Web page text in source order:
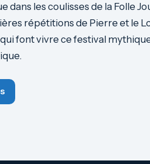
dans les coulisses de la Folle
répétitions de Pierre et le
font vivre ce festival